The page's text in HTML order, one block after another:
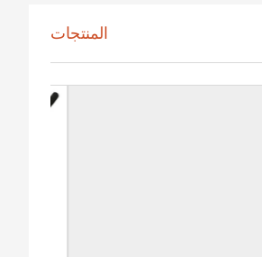
المنتجات